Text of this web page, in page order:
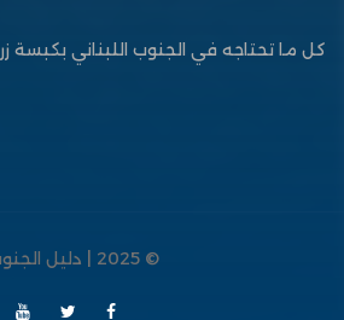
كل ما تحتاجه في الجنوب اللبناني بكبسة زر
© 2025 | دليل الجنوب